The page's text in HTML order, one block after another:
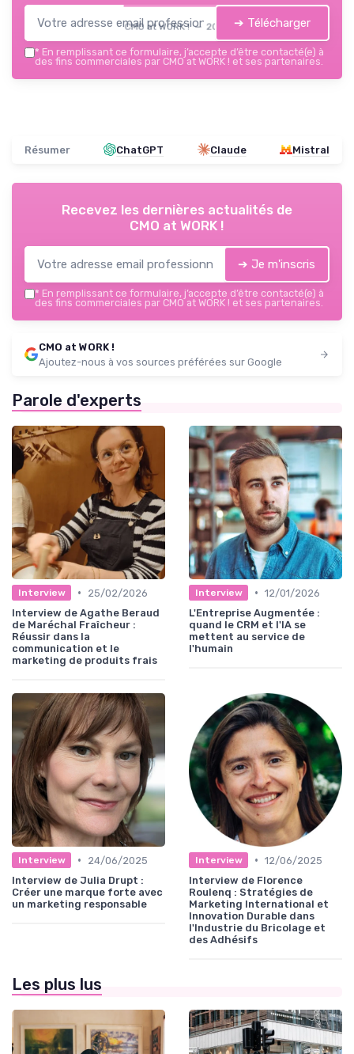
CMO at WORK ! — 2026 ➔ Télécharger
* En remplissant ce formulaire, j’accepte d’être contacté(e) à
des fins commerciales par CMO at WORK ! et ses partenaires.
Résumer ChatGPT Claude Mistral
Recevez les dernières actualités de
CMO at WORK !
➔ Je m'inscris
* En remplissant ce formulaire, j’accepte d’être contacté(e) à
des fins commerciales par CMO at WORK ! et ses partenaires.
CMO at WORK !
Ajoutez-nous à vos sources préférées sur Google
Parole d'experts
Interview •
25/02/2026
Interview de Agathe Beraud
de Maréchal Fraîcheur :
Réussir dans la
communication et le
marketing de produits frais
Interview • 12/01/2026
L'Entreprise Augmentée :
quand le CRM et l'IA se
mettent au service de
l'humain
Interview •
24/06/2025
Interview de Julia Drupt :
Créer une marque forte avec
un marketing responsable
Interview • 12/06/2025
Interview de Florence
Roulenq : Stratégies de
Marketing International et
Innovation Durable dans
l'Industrie du Bricolage et
des Adhésifs
Les plus lus